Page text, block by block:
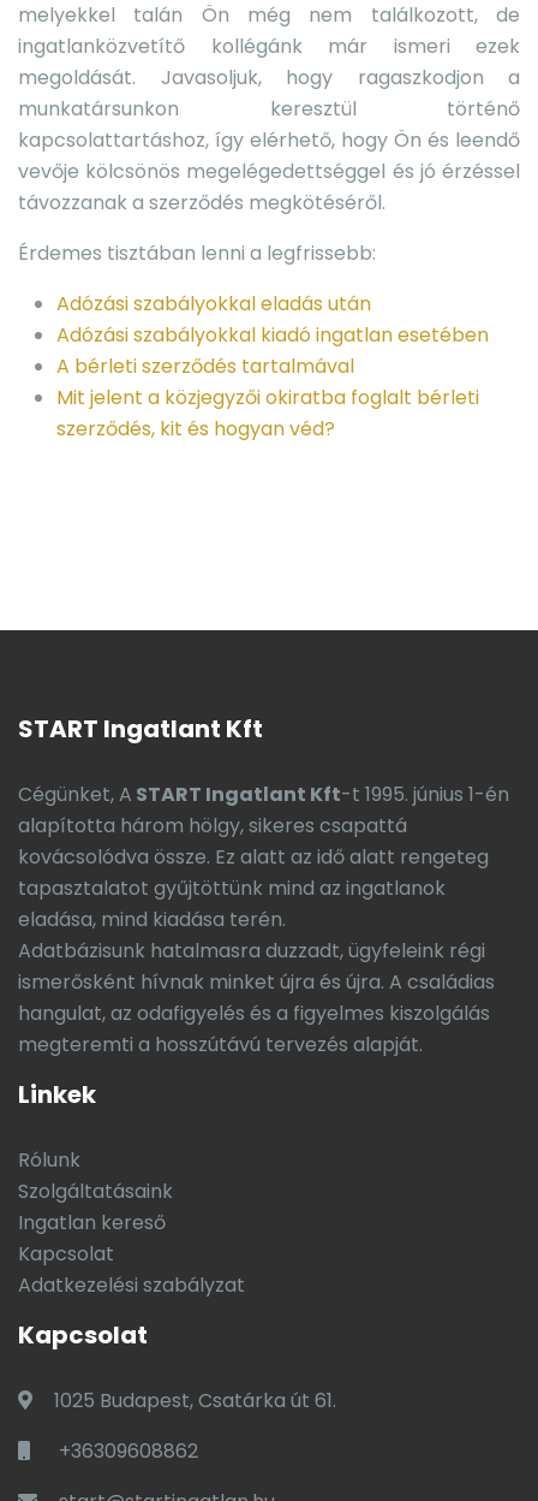
melyekkel talán Ön még nem találkozott, de
ingatlanközvetítő kollégánk már ismeri ezek
megoldását. Javasoljuk, hogy ragaszkodjon a
munkatársunkon keresztül történő
kapcsolattartáshoz, így elérhető, hogy Ön és leendő
vevője kölcsönös megelégedettséggel és jó érzéssel
távozzanak a szerződés megkötéséről.
Érdemes tisztában lenni a legfrissebb:
Adózási szabályokkal eladás után
Adózási szabályokkal kiadó ingatlan esetében
A bérleti szerződés tartalmával
Mit jelent a közjegyzői okiratba foglalt bérleti
szerződés, kit és hogyan véd?
START Ingatlant Kft
Cégünket, A START Ingatlant Kft-t 1995. június 1-én
alapította három hölgy, sikeres csapattá
kovácsolódva össze. Ez alatt az idő alatt rengeteg
tapasztalatot gyűjtöttünk mind az ingatlanok
eladása, mind kiadása terén.
Adatbázisunk hatalmasra duzzadt, ügyfeleink régi
ismerősként hívnak minket újra és újra. A családias
hangulat, az odafigyelés és a figyelmes kiszolgálás
megteremti a hosszútávú tervezés alapját.
Linkek
Rólunk
Szolgáltatásaink
Ingatlan kereső
Kapcsolat
Adatkezelési szabályzat
Kapcsolat
1025 Budapest, Csatárka út 61.
+36309608862